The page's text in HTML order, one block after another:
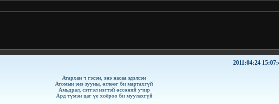
2011:04:24
Атархан ч гэсэн, энэ насаа эдэлсэн
Атомын энэ зууны, өглөөг би мартахгүй
Амьдрал, сэтгэл нэгтэй өссөний учир
Ард түмэн цаг үе хоёроо би муулахгүй